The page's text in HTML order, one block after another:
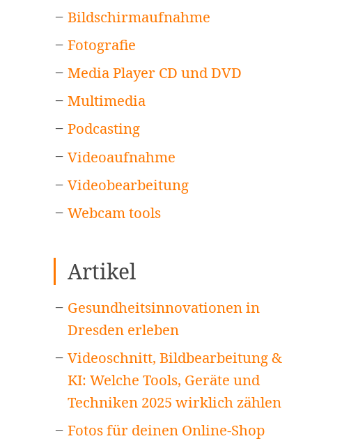
Bildschirmaufnahme
Fotografie
Media Player CD und DVD
Multimedia
Podcasting
Videoaufnahme
Videobearbeitung
Webcam tools
Artikel
Gesundheitsinnovationen in
Dresden erleben
Videoschnitt, Bildbearbeitung &
KI: Welche Tools, Geräte und
Techniken 2025 wirklich zählen
Fotos für deinen Online-Shop